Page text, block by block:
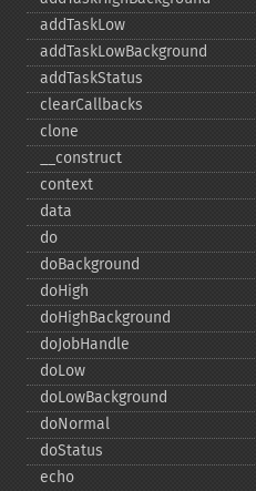
addTaskLow
addTaskLowBackground
addTaskStatus
clearCallbacks
clone
_​_​construct
context
data
do
doBackground
doHigh
doHighBackground
doJobHandle
doLow
doLowBackground
doNormal
doStatus
echo